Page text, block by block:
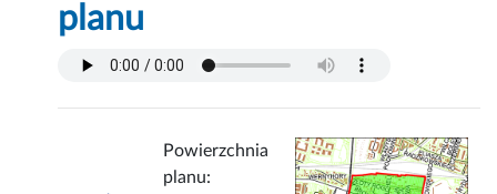
planu
Powierzchnia
planu: